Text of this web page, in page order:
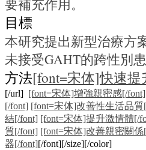
要補充作用。
目標
本研究提出新型治療方
未接受GAHT的跨性別
方法[font=宋体]快速提
[/url] [font=宋体]增強親密感[/font]
[/font] [font=宋体]改善性生活品質
結[/font] [font=宋体]提升激情體[/
質[/font] [font=宋体]改善親密關係
器[/font][/font][/size][/color]